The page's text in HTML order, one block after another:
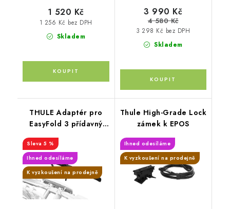
Skladem
1 256 Kč bez DPH
1 520 Kč
Skladem
3 298 Kč bez DPH
3 990 Kč
4 580 Kč
THULE Adaptér pro
EasyFold 3 přídavný
adaptér pro rozšíření o
další kolo
5 %
Ihned odesíláme
K vyzkoušení na prodejně
Thule High-Grade Lock
zámek k EPOS
Ihned odesíláme
K vyzkoušení na prodejně